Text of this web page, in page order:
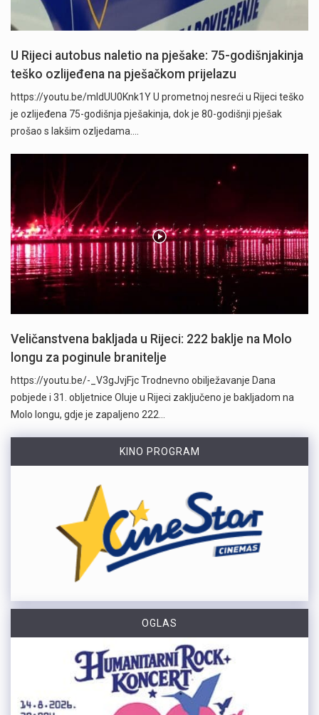
U Rijeci autobus naletio na pješake: 75-godišnjakinja
teško ozlijeđena na pješačkom prijelazu
https://youtu.be/mldUU0Knk1Y U prometnoj nesreći u Rijeci teško
je ozlijeđena 75-godišnja pješakinja, dok je 80-godišnji pješak
prošao s lakšim ozljedama.…
Veličanstvena bakljada u Rijeci: 222 baklje na Molo
longu za poginule branitelje
https://youtu.be/-_V3gJvjFjc Trodnevno obilježavanje Dana
pobjede i 31. obljetnice Oluje u Rijeci zaključeno je bakljadom na
Molo longu, gdje je zapaljeno 222…
KINO PROGRAM
OGLAS